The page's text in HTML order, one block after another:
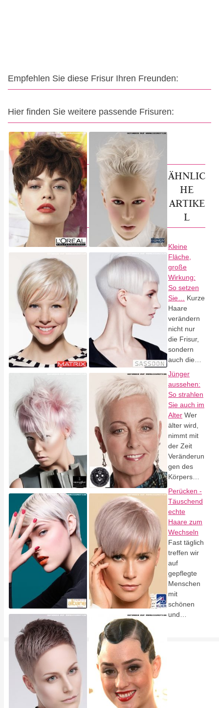
Empfehlen Sie diese Frisur Ihren Freunden:
Hier finden Sie weitere passende Frisuren:
ÄHNLIC
HE
ARTIKE
L
Kleine
Fläche,
große
Wirkung:
So setzen
Sie…
Kurze
Haare
verändern
nicht nur
die Frisur,
sondern
auch die…
Jünger
aussehen:
So strahlen
Sie auch im
Alter Wer
älter wird,
nimmt mit
der Zeit
Veränderun
gen des
Körpers…
Perücken -
Täuschend
echte
Haare zum
Wechseln
Fast täglich
treffen wir
auf
gepflegte
Menschen
mit
schönen
und…